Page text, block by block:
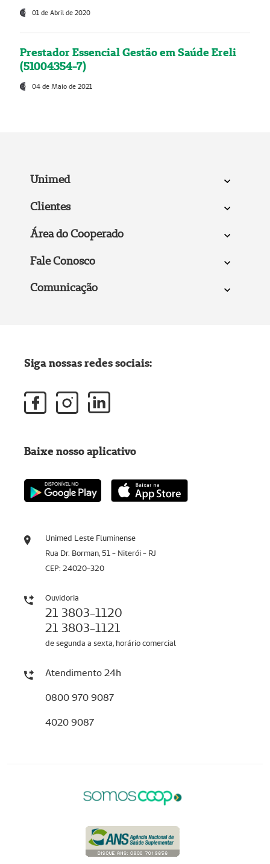
01 de Abril de 2020
Prestador Essencial Gestão em Saúde Ereli
(51004354-7)
04 de Maio de 2021
Unimed
Clientes
Área do Cooperado
Fale Conosco
Comunicação
Unimed Leste Fluminense
Rua Dr. Borman, 51 - Niterói - RJ
CEP: 24020-320
Ouvidoria
21 3803-1120
21 3803-1121
de segunda a sexta, horário comercial
Atendimento 24h
0800 970 9087
4020 9087
Siga nossas redes sociais:
Baixe nosso aplicativo